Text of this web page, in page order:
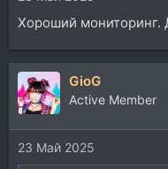
Хороший мониторинг.
GioG
Active Member
23 Май 2025